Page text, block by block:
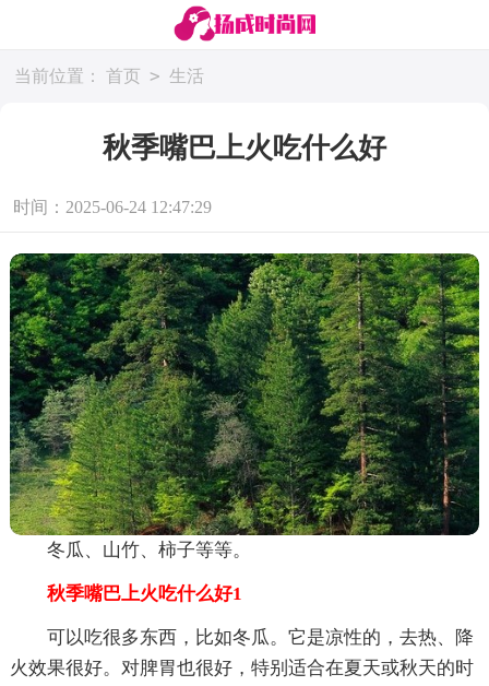
当前位置： 首页 > 生活
秋季嘴巴上火吃什么好
时间：2025-06-24 12:47:29
冬瓜、山竹、柿子等等。
秋季嘴巴上火吃什么好1
可以吃很多东西，比如冬瓜。它是凉性的，去热、降
火效果很好。对脾胃也很好，特别适合在夏天或秋天的时